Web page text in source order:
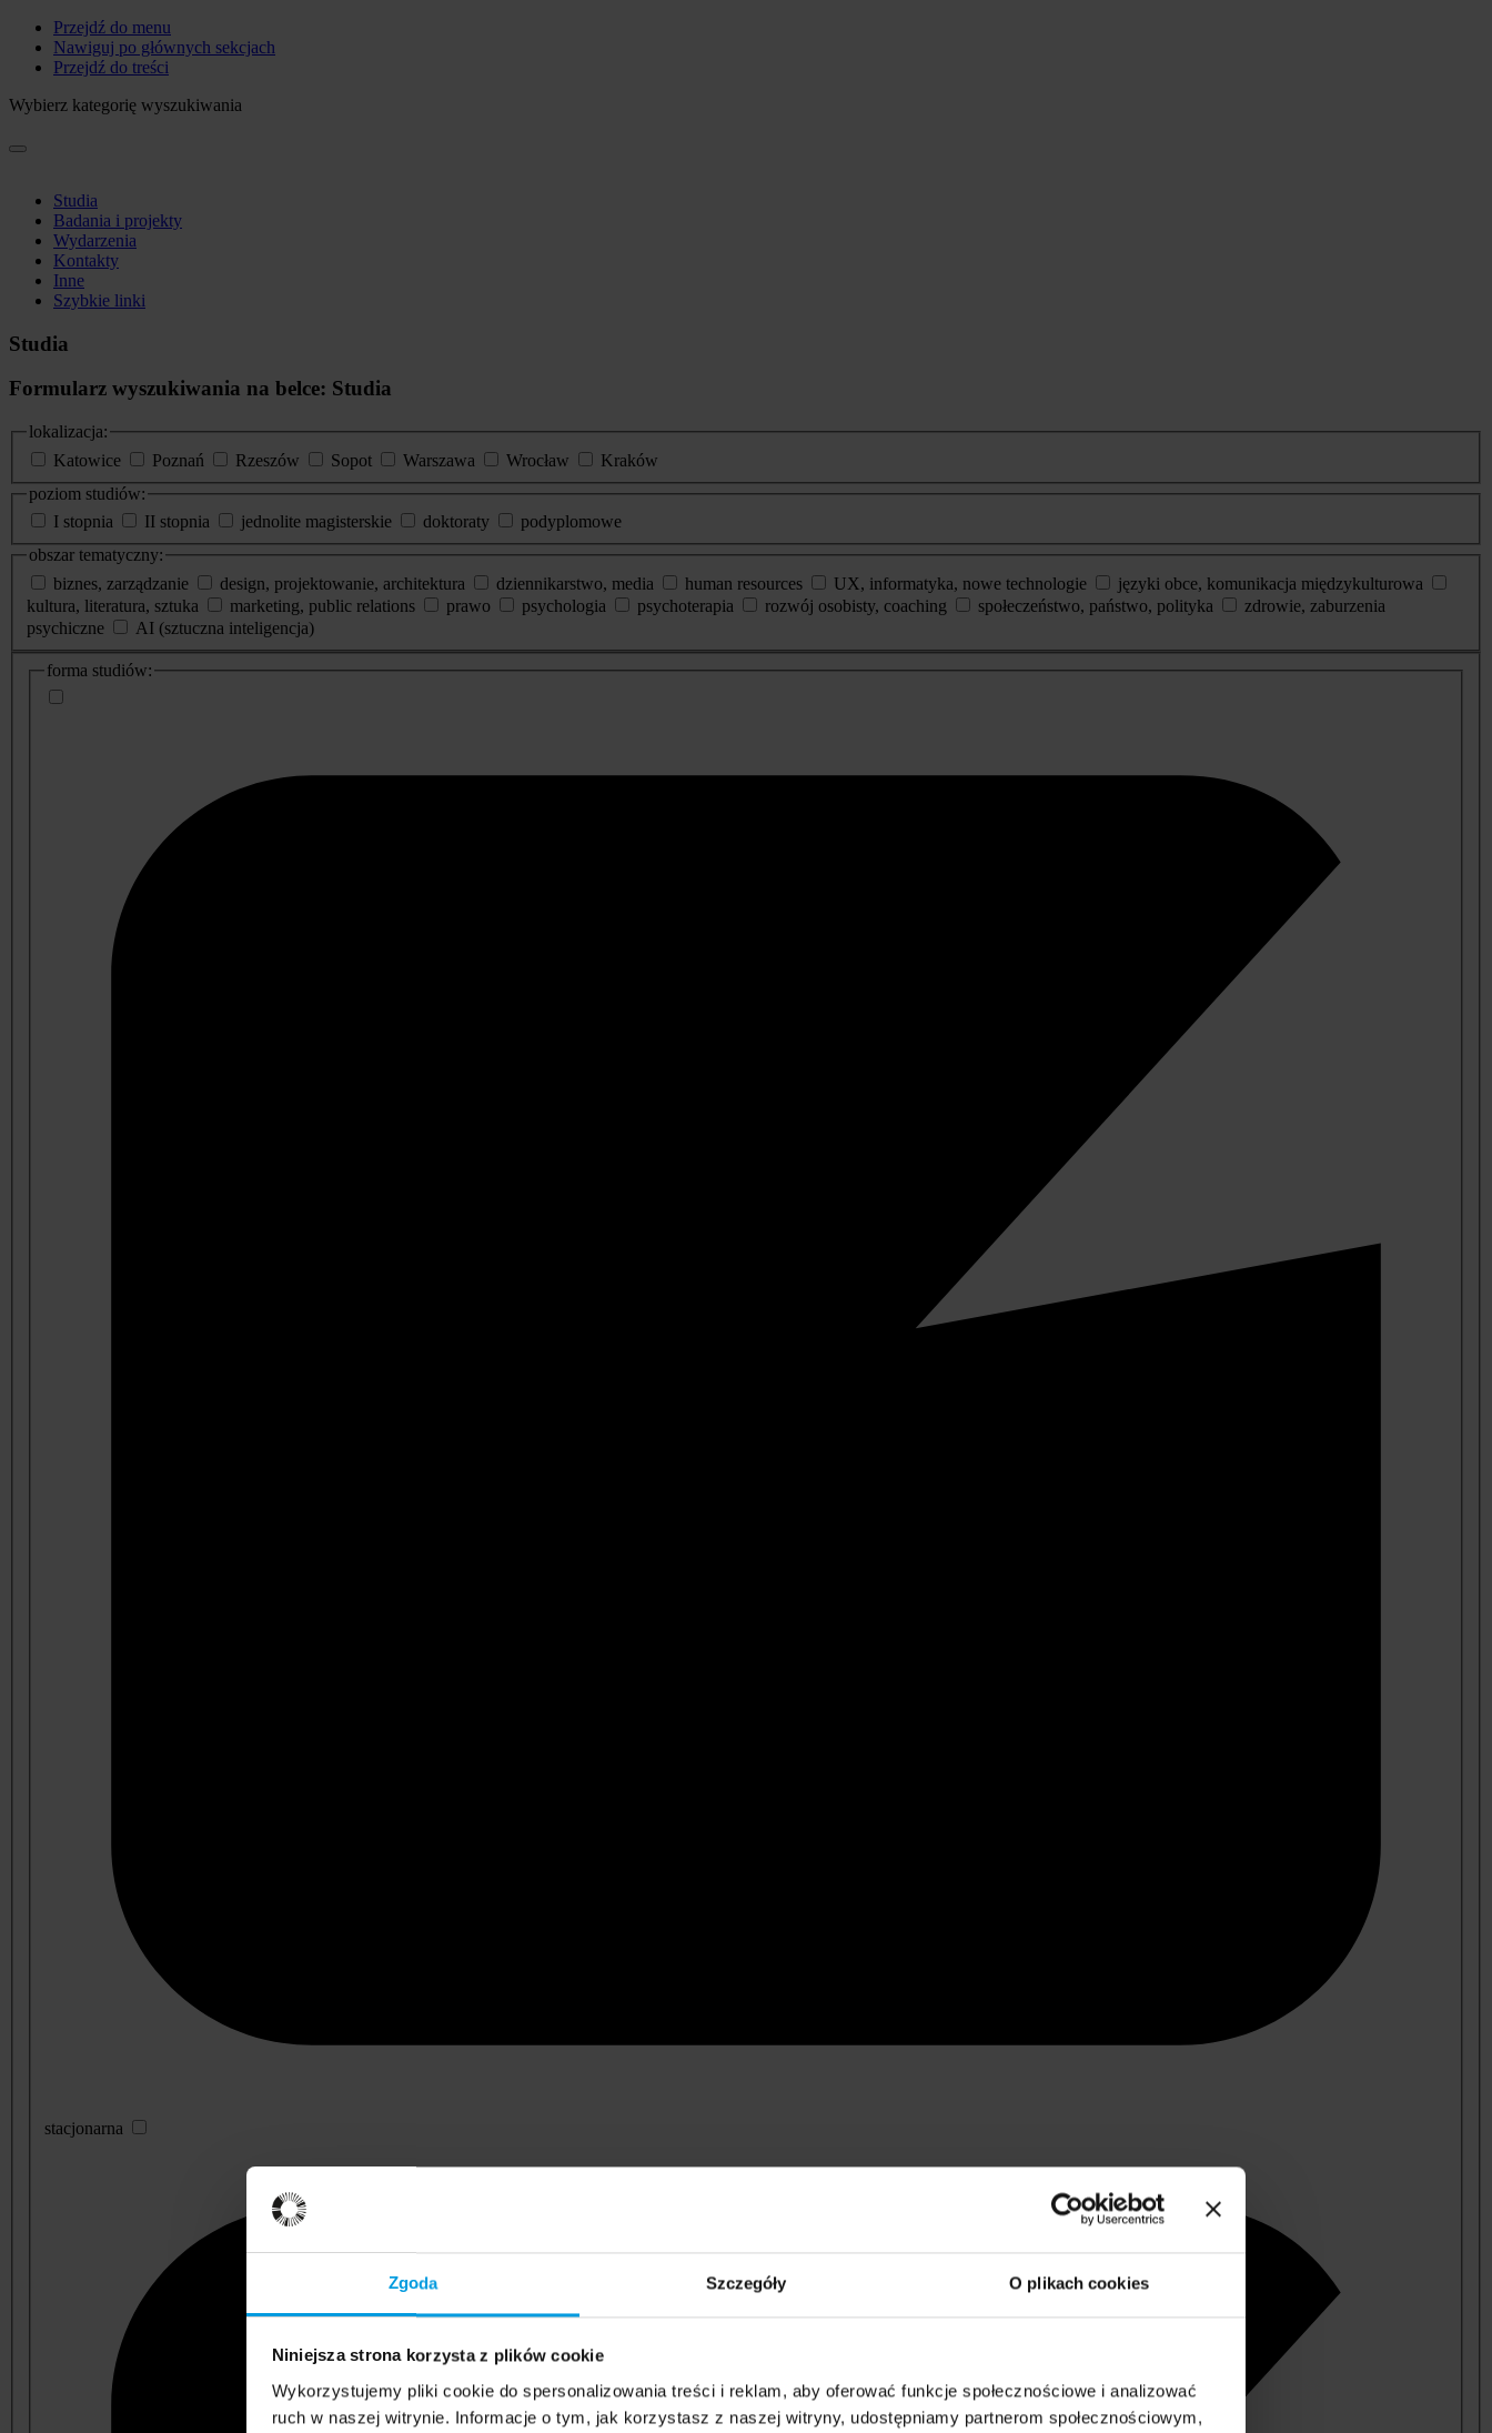
Zgoda Szczegóły O plikach cookies
Niniejsza strona korzysta z plików cookie
Wykorzystujemy pliki cookie do spersonalizowania treści i reklam, aby oferować funkcje społecznościowe i analizować
ruch w naszej witrynie. Informacje o tym, jak korzystasz z naszej witryny, udostępniamy partnerom społecznościowym,
Przejdź do menu
Nawiguj po głównych sekcjach
Przejdź do treści
Wybierz kategorię wyszukiwania
Studia
Badania i projekty
Wydarzenia
Kontakty
Inne
Szybkie linki
Studia
Formularz wyszukiwania na belce: Studia
lokalizacja:
Katowice
Poznań Rzeszów Sopot Warszawa Wrocław
Kraków
poziom studiów:
I stopnia
II stopnia jednolite magisterskie doktoraty
podyplomowe
obszar tematyczny:
biznes, zarządzanie
design, projektowanie, architektura dziennikarstwo, media human resources UX, informatyka, nowe technologie
języki obce, komunikacja międzykulturowa
kultura, literatura, sztuka
marketing, public relations prawo psychologia psychoterapia rozwój osobisty, coaching społeczeństwo, państwo, polityka
zdrowie, zaburzenia
psychiczne
AI (sztuczna inteligencja)
dodatkowe
informacje
forma studiów:
stacjonarna